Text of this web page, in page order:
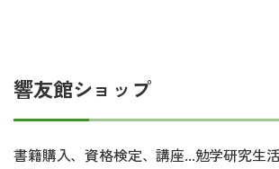
響友館ショップ
書籍購入、資格検定、講座...勉学研究生